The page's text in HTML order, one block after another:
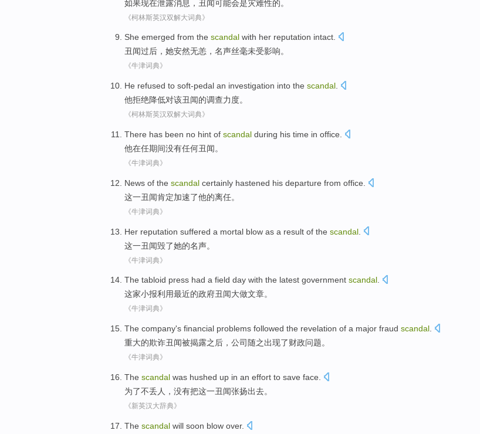
如果现在泄露消息 ， 丑闻可能会是灾难性的。
《柯林斯英汉双解大词典》
She emerged from the scandal with her reputation intact.
丑闻过后， 她安然无恙 ， 名声丝毫未受影响。
《牛津词典》
He refused to soft-pedal an investigation into the scandal
他拒绝降低对该丑闻的调查力度。
《柯林斯英汉双解大词典》
There has been no hint of scandal during his time in office.
他在任期间没有任何丑闻。
《牛津词典》
News of the scandal certainly hastened his departure from office
这一丑闻肯定加速了他的离任。
《牛津词典》
Her reputation suffered a mortal blow as a result of the scandal
这一丑闻毁了她的名声。
《牛津词典》
The tabloid press had a field day with the latest government scandal.
这家小报利用最近的政府丑闻大做文章。
《牛津词典》
The company's financial problems followed the revelation of a major fraud scandal
重大的欺诈丑闻被揭露之后 ， 公司 随之出现了财政问题。
《牛津词典》
The scandal was hushed up in an effort to save face.
为了不丢人， 没有把这一丑闻张扬出去。
《新英汉大辞典》
The scandal will soon blow over.